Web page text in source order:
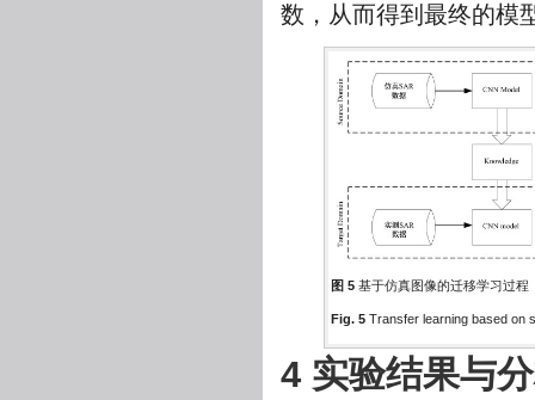
数，从而得到最终的模
图 5 基于仿真图像的迁移学习过程
Fig. 5 Transfer learning based on
4 实验结果与